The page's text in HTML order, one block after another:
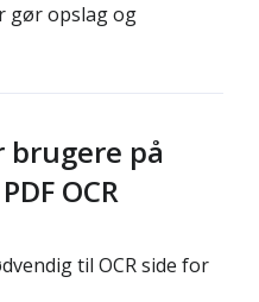
gør opslag og
brugere på
OCR
til OCR side for